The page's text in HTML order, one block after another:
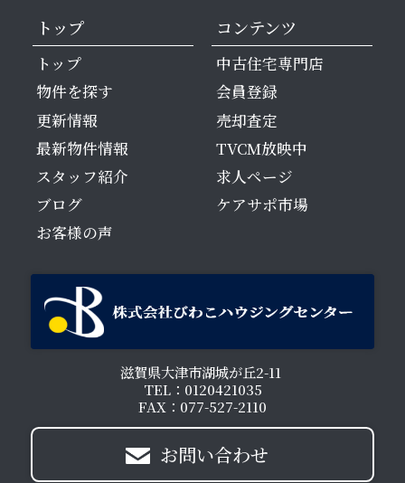
トップ
トップ
物件を探す
更新情報
最新物件情報
スタッフ紹介
ブログ
お客様の声
コンテンツ
中古住宅専門店
会員登録
売却査定
TVCM放映中
求人ページ
ケアサポ市場
滋賀県大津市湖城が丘2-11
TEL：0120421035
FAX：077-527-2110
お問い合わせ